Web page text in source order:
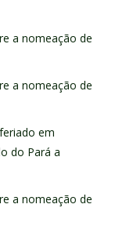
a nomeação de
a nomeação de
em
do Pará a
a nomeação de